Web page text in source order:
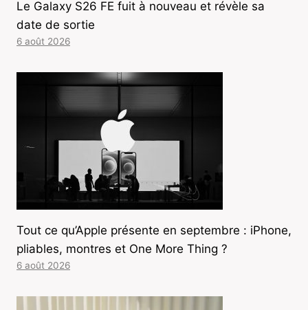
Le Galaxy S26 FE fuit à nouveau et révèle sa
date de sortie
6 août 2026
Tout ce qu’Apple présente en septembre : iPhone,
pliables, montres et One More Thing ?
6 août 2026